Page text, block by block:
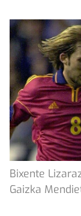
Bixente
Gaizka